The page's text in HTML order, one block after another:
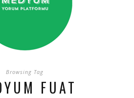
Browsing Tag
FUAT